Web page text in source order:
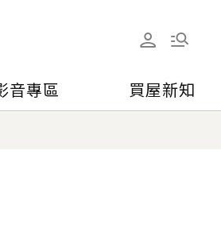
音專區 買屋新知